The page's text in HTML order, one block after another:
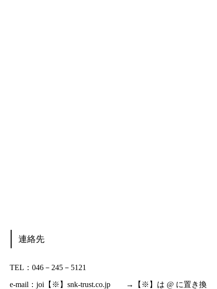
連絡先
TEL：046－245－5121
e-mail：joi【※】snk-trust.co.jp →【※】は @ に置き換